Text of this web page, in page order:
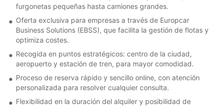
furgonetas pequeñas hasta camiones grandes.
Oferta exclusiva para empresas a través de Europcar
Business Solutions (EBSS), que facilita la gestión de flotas y
optimiza costes.
Recogida en puntos estratégicos: centro de la ciudad,
aeropuerto y estación de tren, para mayor comodidad.
Proceso de reserva rápido y sencillo online, con atención
personalizada para resolver cualquier consulta.
Flexibilidad en la duración del alquiler y posibilidad de